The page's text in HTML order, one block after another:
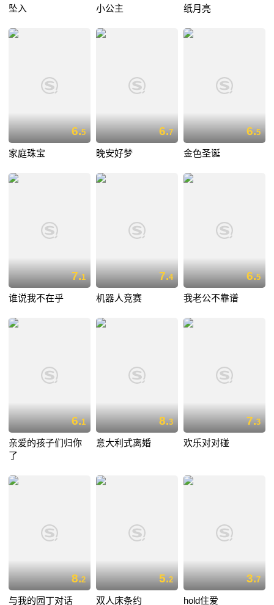
坠入 小公主 纸月亮
6.5
家庭珠宝
6.7
晚安好梦
6.5
金色圣诞
7.1
谁说我不在乎
7.4
机器人竞赛
6.5
我老公不靠谱
6.1
亲爱的孩子们归你
了
8.3
意大利式离婚
7.3
欢乐对对碰
8.2
与我的园丁对话
5.2
双人床条约
3.7
hold住爱